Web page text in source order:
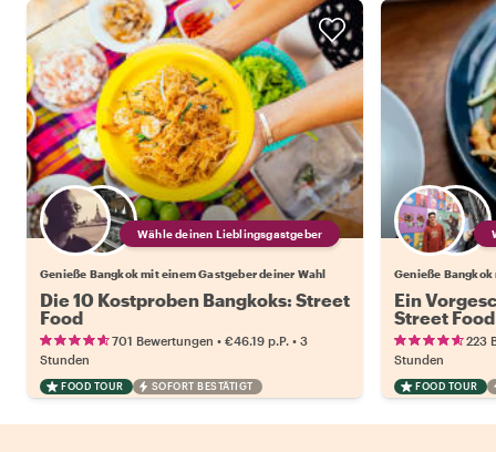
Wähle deinen Lieblingsgastgeber
Genieße Bangkok mit einem Gastgeber deiner Wahl
Die 10 Kostproben Bangkoks: Street
Food
701 Bewertungen • €46.19 p.P. • 3
Stunden
FOOD TOUR SOFORT BESTÄTIGT
Genieße
Ein
Street
223
Stunden
FOOD TOUR